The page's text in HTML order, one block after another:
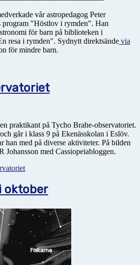
vår astropedagog Peter
program "Höstlov i rymden". Han
för barn på biblioteken i
resa i rymden". Sydnytt direktsände via
för mindre barn.
praktikant på Tycho Brahe-observatoriet.
går i klass 9 på Ekenässkolan i Eslöv.
han med på diverse aktiviteter. På bilden
Johansson med Cassiopeiabloggen.
oktober